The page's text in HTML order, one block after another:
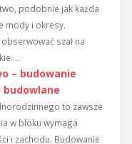
podobnie jak każda
mody i okresy.
szał na
– budowanie
budowlane
to zawsze
w bloku wymaga
i zachodu. Budowanie